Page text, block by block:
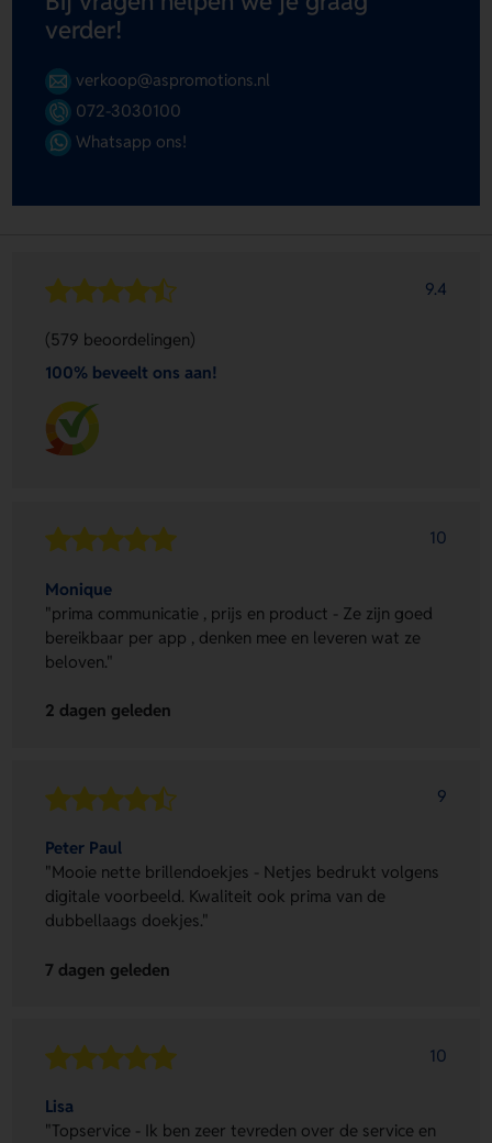
verder!
verkoop@aspromotions.nl
072-3030100
Whatsapp ons!
9.4
(579 beoordelingen)
100% beveelt ons aan!
10
Monique
"prima communicatie , prijs en product - Ze zijn goed
bereikbaar per app , denken mee en leveren wat ze
beloven."
2 dagen geleden
9
Peter Paul
"Mooie nette brillendoekjes - Netjes bedrukt volgens
digitale voorbeeld. Kwaliteit ook prima van de
dubbellaags doekjes."
7 dagen geleden
10
Lisa
"Topservice - Ik ben zeer tevreden over de service en